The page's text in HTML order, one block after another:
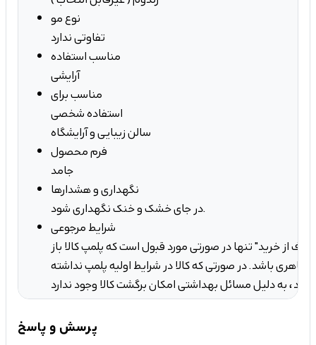
نوع مو
تفاوتی ندارد
مناسب استفاده
آرایشی
مناسب برای
استفاده شخصی
سالن زیبایی و آرایشگاه
فرم محصول
جامد
نگهداری و هشدارها
در جای خشک و خنک نگهداری شود.
شرایط مرجوعی
از خرید" تنها در صورتی مورد قبول است که پلمپ کالا باز
ظاهری باشد. در صورتی که کالا در شرایط اولیه پلمپ نداشته
پرسش و پاسخ